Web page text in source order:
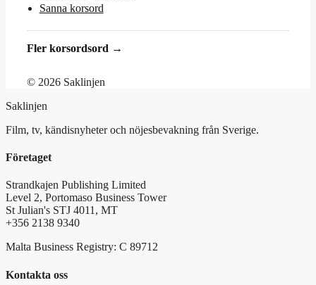
Sanna korsord
Fler korsordsord →
© 2026 Saklinjen
Saklinjen
Film, tv, kändisnyheter och nöjesbevakning från Sverige.
Företaget
Strandkajen Publishing Limited
Level 2, Portomaso Business Tower
St Julian's STJ 4011, MT
+356 2138 9340
Malta Business Registry: C 89712
Kontakta oss